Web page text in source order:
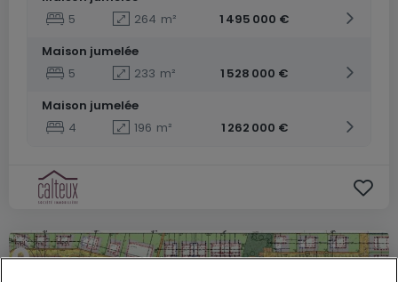
5
264 m²
1 495 000 €
Maison jumelée
5
233 m²
1 528 000 €
Maison jumelée
4
196 m² 1 262 000 €